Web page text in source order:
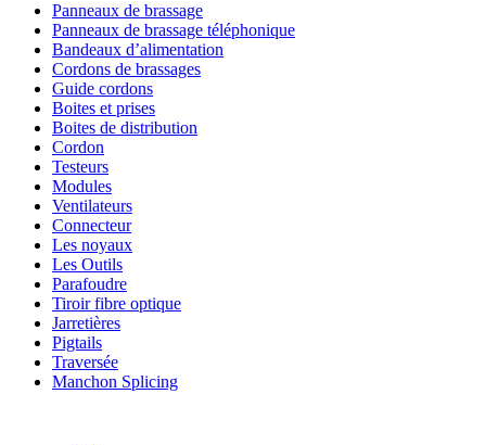
Panneaux de brassage
Panneaux de brassage téléphonique
Bandeaux d’alimentation
Cordons de brassages
Guide cordons
Boites et prises
Boites de distribution
Cordon
Testeurs
Modules
Ventilateurs
Connecteur
Les noyaux
Les Outils
Parafoudre
Tiroir fibre optique
Jarretières
Pigtails
Traversée
Manchon Splicing